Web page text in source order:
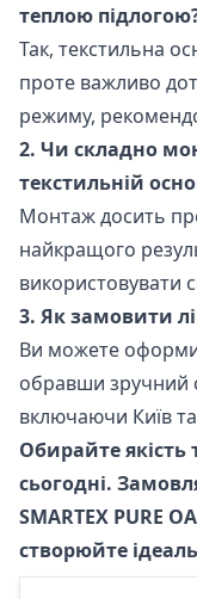
теплою
Так, текстильна
проте важливо
режиму,
2. Чи складно
текстильній
Монтаж досить
найкращого
використовувати
3. Як замовити
Ви можете
обравши зручний
включаючи Київ та
Обирайте
сьогодні.
SMARTEX PURE
створюйте